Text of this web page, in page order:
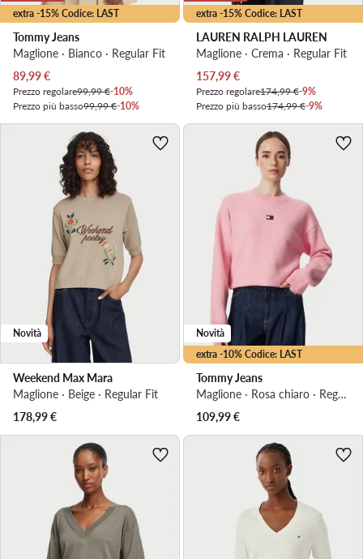
extra -15% Codice: LAST
Tommy Jeans
Maglione · Bianco · Regular Fit
Prezzo attuale
89,99€
Prezzo regolare99,99 €-10%
Prezzo più basso99,99 €-10%
extra -15% Codice: LAST
LAUREN RALPH LAUREN
Maglione · Crema · Regular Fit
Prezzo attuale
157,99€
Prezzo regolare174,99 €-9%
Prezzo più basso174,99 €-9%
Novità
Weekend Max Mara
Maglione · Beige · Regular Fit
178,99€
extra -10% Codice: LAST
Novità
Tommy Jeans
Maglione · Rosa chiaro · Regular Fit
109,99€